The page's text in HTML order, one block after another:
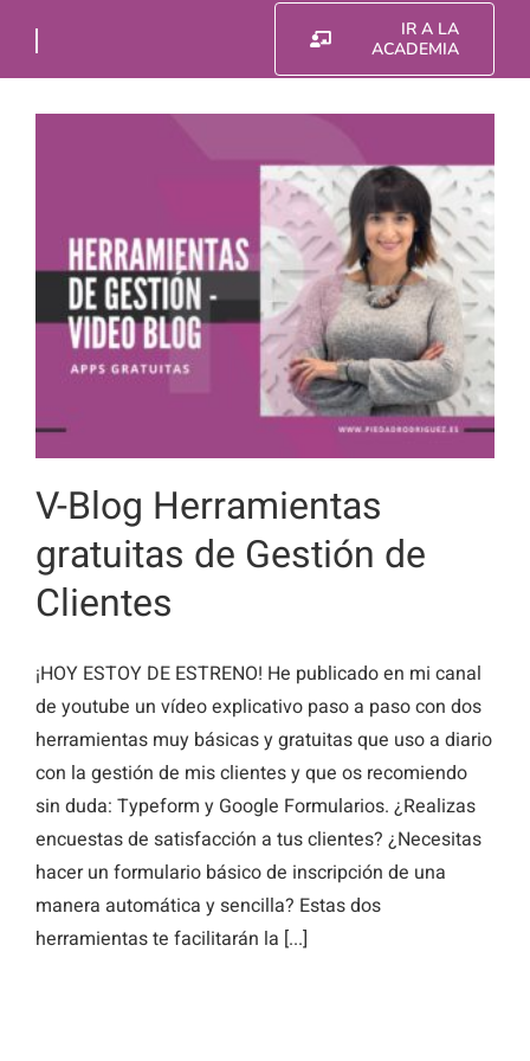
contenido
IR A LA
ACADEMIA
V-Blog Herramientas
gratuitas de Gestión de
Clientes
¡HOY ESTOY DE ESTRENO! He publicado en mi canal
de youtube un vídeo explicativo paso a paso con dos
herramientas muy básicas y gratuitas que uso a diario
con la gestión de mis clientes y que os recomiendo
sin duda: Typeform y Google Formularios. ¿Realizas
encuestas de satisfacción a tus clientes? ¿Necesitas
hacer un formulario básico de inscripción de una
manera automática y sencilla? Estas dos
herramientas te facilitarán la [...]